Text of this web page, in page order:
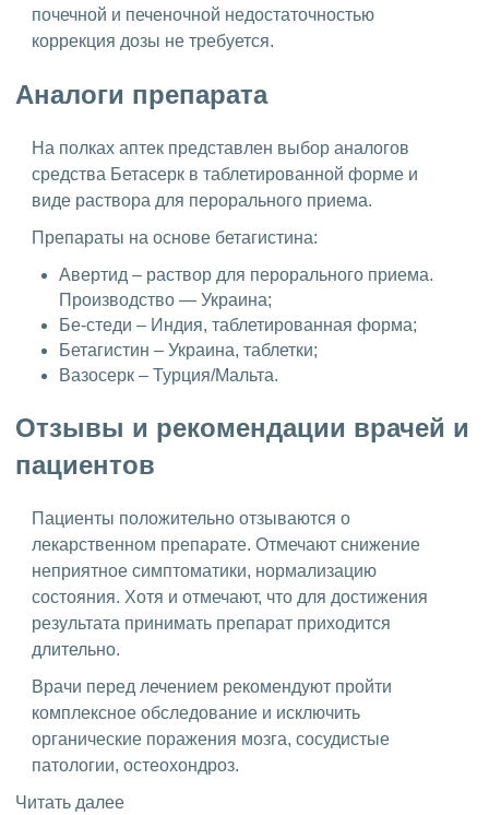
почечной и печеночной недостаточностью
коррекция дозы не требуется.
Аналоги препарата
На полках аптек представлен выбор аналогов
средства Бетасерк в таблетированной форме и
виде раствора для перорального приема.
Препараты на основе бетагистина:
Авертид – раствор для перорального приема.
Производство — Украина;
Бе-стеди – Индия, таблетированная форма;
Бетагистин – Украина, таблетки;
Вазосерк – Турция/Мальта.
Отзывы и рекомендации врачей и
пациентов
Пациенты положительно отзываются о
лекарственном препарате. Отмечают снижение
неприятное симптоматики, нормализацию
состояния. Хотя и отмечают, что для достижения
результата принимать препарат приходится
длительно.
Врачи перед лечением рекомендуют пройти
комплексное обследование и исключить
органические поражения мозга, сосудистые
патологии, остеохондроз.
Читать далее